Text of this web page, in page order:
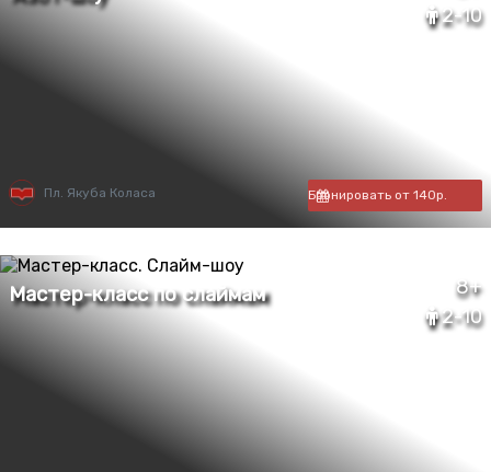
2-10
Пл. Якуба Коласа Бронировать от 140р.
8+
2-10